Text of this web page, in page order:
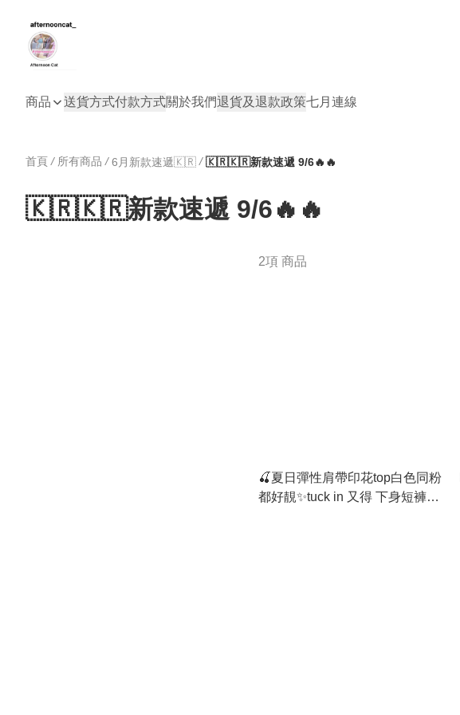
商品 送貨方式付款方式關於我們退貨及退款政策七月連線
首頁 / 所有商品 / 6月新款速遞🇰🇷 / 🇰🇷🇰🇷新款速遞 9/6🔥🔥
🇰🇷🇰🇷新款速遞 9/6🔥🔥
2項 商品
🍒夏日彈性肩帶印花top白色同粉
都好靚✨tuck in 又得 下身短褲